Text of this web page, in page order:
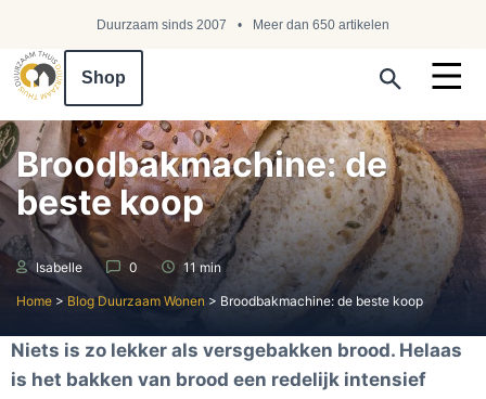
Duurzaam sinds 2007 Meer dan 650 artikelen
Shop
Broodbakmachine: de
beste koop
Isabelle 0 11 min
Home > Blog Duurzaam Wonen > Broodbakmachine: de beste koop
Niets is zo lekker als versgebakken brood. Helaas
is het bakken van brood een redelijk intensief